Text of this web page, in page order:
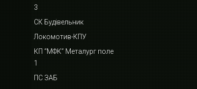
3
СК Будівельник
Локомотив-КПУ
КП “МФК” Металург поле
1
ПС ЗАБ